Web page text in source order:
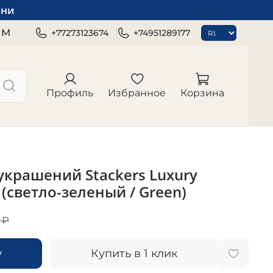
+77273123674 +74951289177
Профиль Избранное Корзина
Stackers Luxury
зеленый / Green)
₽
Купить в 1 клик